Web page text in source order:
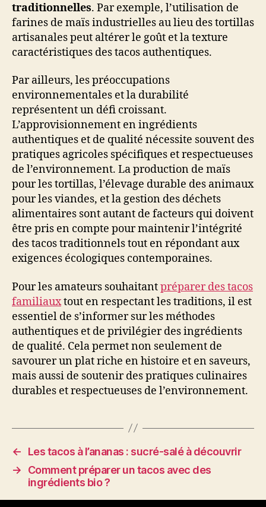
traditionnelles. Par exemple, l’utilisation de
farines de maïs industrielles au lieu des tortillas
artisanales peut altérer le goût et la texture
caractéristiques des tacos authentiques.
Par ailleurs, les préoccupations
environnementales et la durabilité
représentent un défi croissant.
L’approvisionnement en ingrédients
authentiques et de qualité nécessite souvent des
pratiques agricoles spécifiques et respectueuses
de l’environnement. La production de maïs
pour les tortillas, l’élevage durable des animaux
pour les viandes, et la gestion des déchets
alimentaires sont autant de facteurs qui doivent
être pris en compte pour maintenir l’intégrité
des tacos traditionnels tout en répondant aux
exigences écologiques contemporaines.
Pour les amateurs souhaitantpréparer des tacos
familiauxtout en respectant les traditions, il est
essentiel de s’informer sur les méthodes
authentiques et de privilégier des ingrédients
de qualité. Cela permet non seulement de
savourer un plat riche en histoire et en saveurs,
mais aussi de soutenir des pratiques culinaires
durables et respectueuses de l’environnement.
←
Les tacos à l’ananas : sucré-salé à découvrir
→
Comment préparer un tacos avec des
ingrédients bio ?